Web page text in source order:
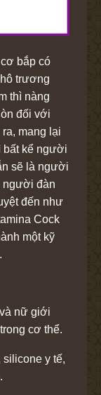
bắp có
trương
thì nàng
đối với
mang lại
bất kể người
sẽ là người
người đàn
đến như
Cock
một kỹ
nữ giới
cơ thể.
silicone y tế,